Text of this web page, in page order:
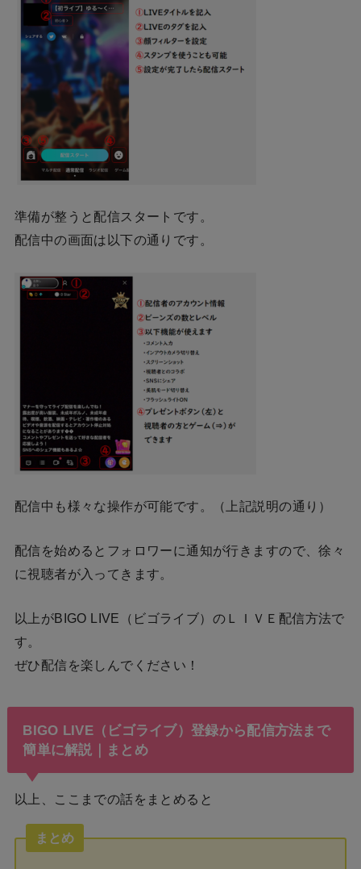
準備が整うと配信スタートです。
配信中の画面は以下の通りです。
配信中も様々な操作が可能です。（上記説明の通り）
配信を始めるとフォロワーに通知が行きますので、徐々
に視聴者が入ってきます。
以上がBIGO LIVE（ビゴライブ）のＬＩＶＥ配信方法で
す。
ぜひ配信を楽しんでください！
BIGO LIVE（ビゴライブ）登録から配信方法まで
簡単に解説｜まとめ
以上、ここまでの話をまとめると
まとめ